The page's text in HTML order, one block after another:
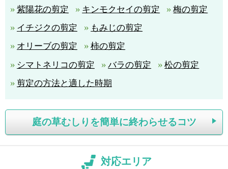
紫陽花の剪定
キンモクセイの剪定
梅の剪定
イチジクの剪定
もみじの剪定
オリーブの剪定
柿の剪定
シマトネリコの剪定
バラの剪定
松の剪定
剪定の方法と適した時期
庭の草むしりを簡単に終わらせるコツ
対応エリア